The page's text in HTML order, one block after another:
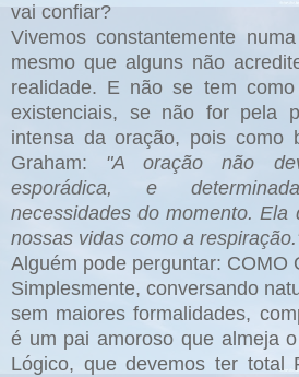
vai confiar?
Vivemos constantemente
mesmo que alguns não
realidade. E não se tem
existenciais, se não for pela
intensa da oração, pois como
Graham: "A oração não
esporádica, e
necessidades do momento. Ela
nossas vidas como a
Alguém pode perguntar: COMO
Simplesmente, conversando
sem maiores formalidades,
é um pai amoroso que almeja
Lógico, que devemos ter total